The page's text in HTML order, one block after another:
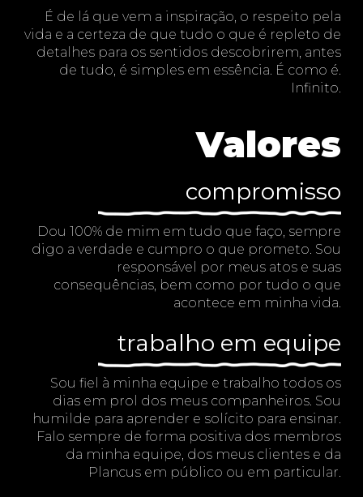
É de lá que vem a inspiração, o respeito pela
vida e a certeza de que tudo o que é repleto de
detalhes para os sentidos descobrirem, antes
de tudo, é simples em essência. É como é.
Infinito.
Valores
compromisso
Dou 100% de mim em tudo que faço, sempre
digo a verdade e cumpro o que prometo. Sou
responsável por meus atos e suas
consequências, bem como por tudo o que
acontece em minha vida.
trabalho em equipe
Sou fiel à minha equipe e trabalho todos os
dias em prol dos meus companheiros. Sou
humilde para aprender e solícito para ensinar.
Falo sempre de forma positiva dos membros
da minha equipe, dos meus clientes e da
Plancus em público ou em particular.